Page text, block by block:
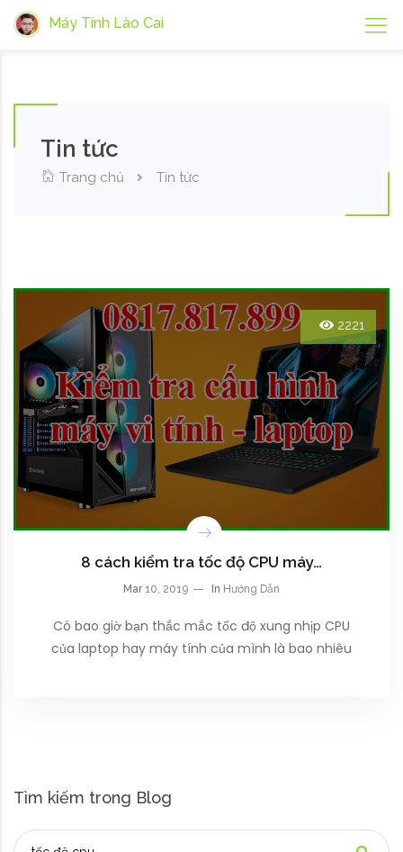
Máy Tính Lào Cai
Tin tức
Trang chủ Tin tức
2221
8 cách kiểm tra tốc độ CPU máy…
Mar10, 2019 In Hướng Dẫn
Có bao giờ bạn thắc mắc tốc độ xung nhịp CPU
của laptop hay máy tính của mình là bao nhiêu
Tìm kiếm trong Blog